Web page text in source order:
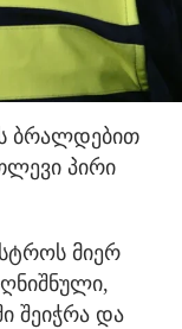
ბრალდებით
პირი
მიერ
შეიჭრა და